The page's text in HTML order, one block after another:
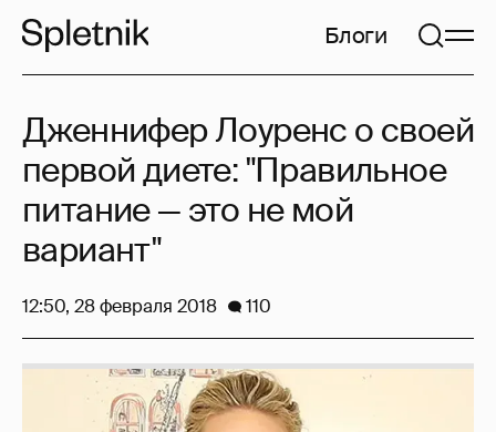
Блоги
Дженнифер Лоуренс о своей
первой диете: "Правильное
питание — это не мой
вариант"
12:50, 28 февраля 2018 110